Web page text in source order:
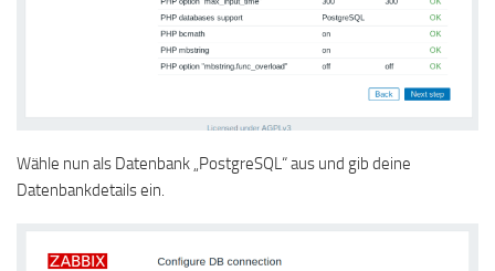
Wähle nun als Datenbank „PostgreSQL“ aus und gib deine
Datenbankdetails ein.